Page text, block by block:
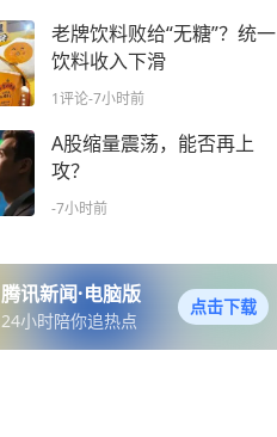
老牌饮料败给“无糖”？统一
饮料收入下滑
1评论-7小时前
A股缩量震荡，能否再上
攻？
-7小时前
腾讯新闻·电脑版
24小时陪你追热点
点击下载